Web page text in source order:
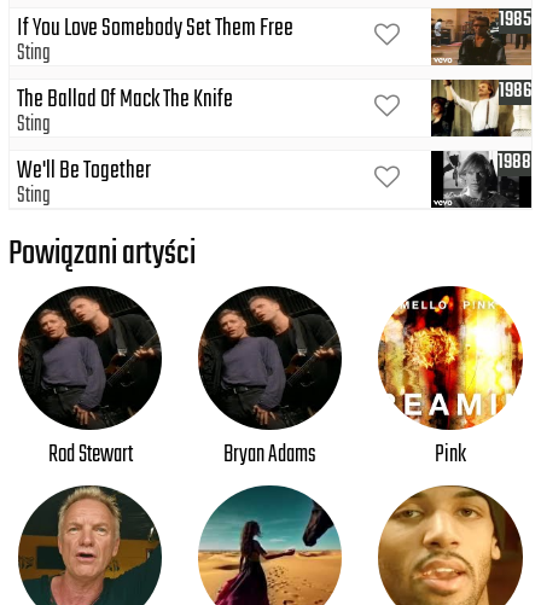
1985
If You Love Somebody Set Them Free
Sting
1986
The Ballad Of Mack The Knife
Sting
1988
We'll Be Together
Sting
Powiązani artyści
Rod Stewart Bryan Adams Pink